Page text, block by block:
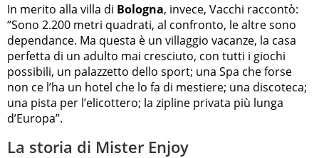
In merito alla villa di Bologna, invece, Vacchi raccontò:
“Sono 2.200 metri quadrati, al confronto, le altre sono
dependance. Ma questa è un villaggio vacanze, la casa
perfetta di un adulto mai cresciuto, con tutti i giochi
possibili, un palazzetto dello sport; una Spa che forse
non ce l’ha un hotel che lo fa di mestiere; una discoteca;
una pista per l’elicottero; la zipline privata più lunga
d’Europa”.
La storia di Mister Enjoy